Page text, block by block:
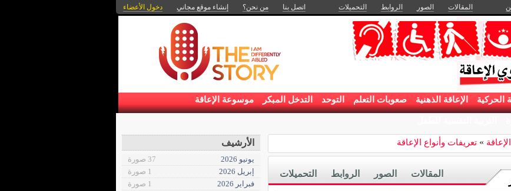
المقالات الصور الروابط التحميلات اتصل بنا من نحن؟ إنشاء موقع مجاني دخول الأعضاء
الحركية الإعاقة الذهنية صعوبات التعلم التوحد التدخل المبكر موسوعة الإعاقة
» تعريفات وأنواع الإعاقة
التحميلات الروابط الصور المقالات
الأرشيف
يونيو 2026
37 صورة
إبريل 2026
1 صورة
فبراير 2026
1 صورة